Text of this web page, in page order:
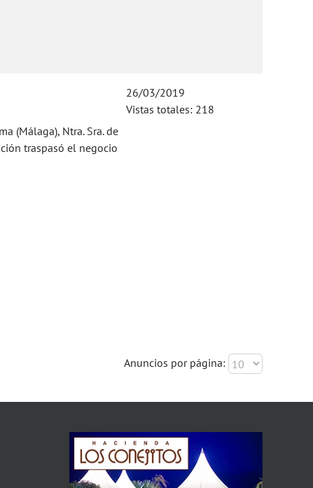
(Málaga), Ntra. Sra. de
traspasó el negocio
26/03/2019
Vistas totales: 218
Anuncios por página: